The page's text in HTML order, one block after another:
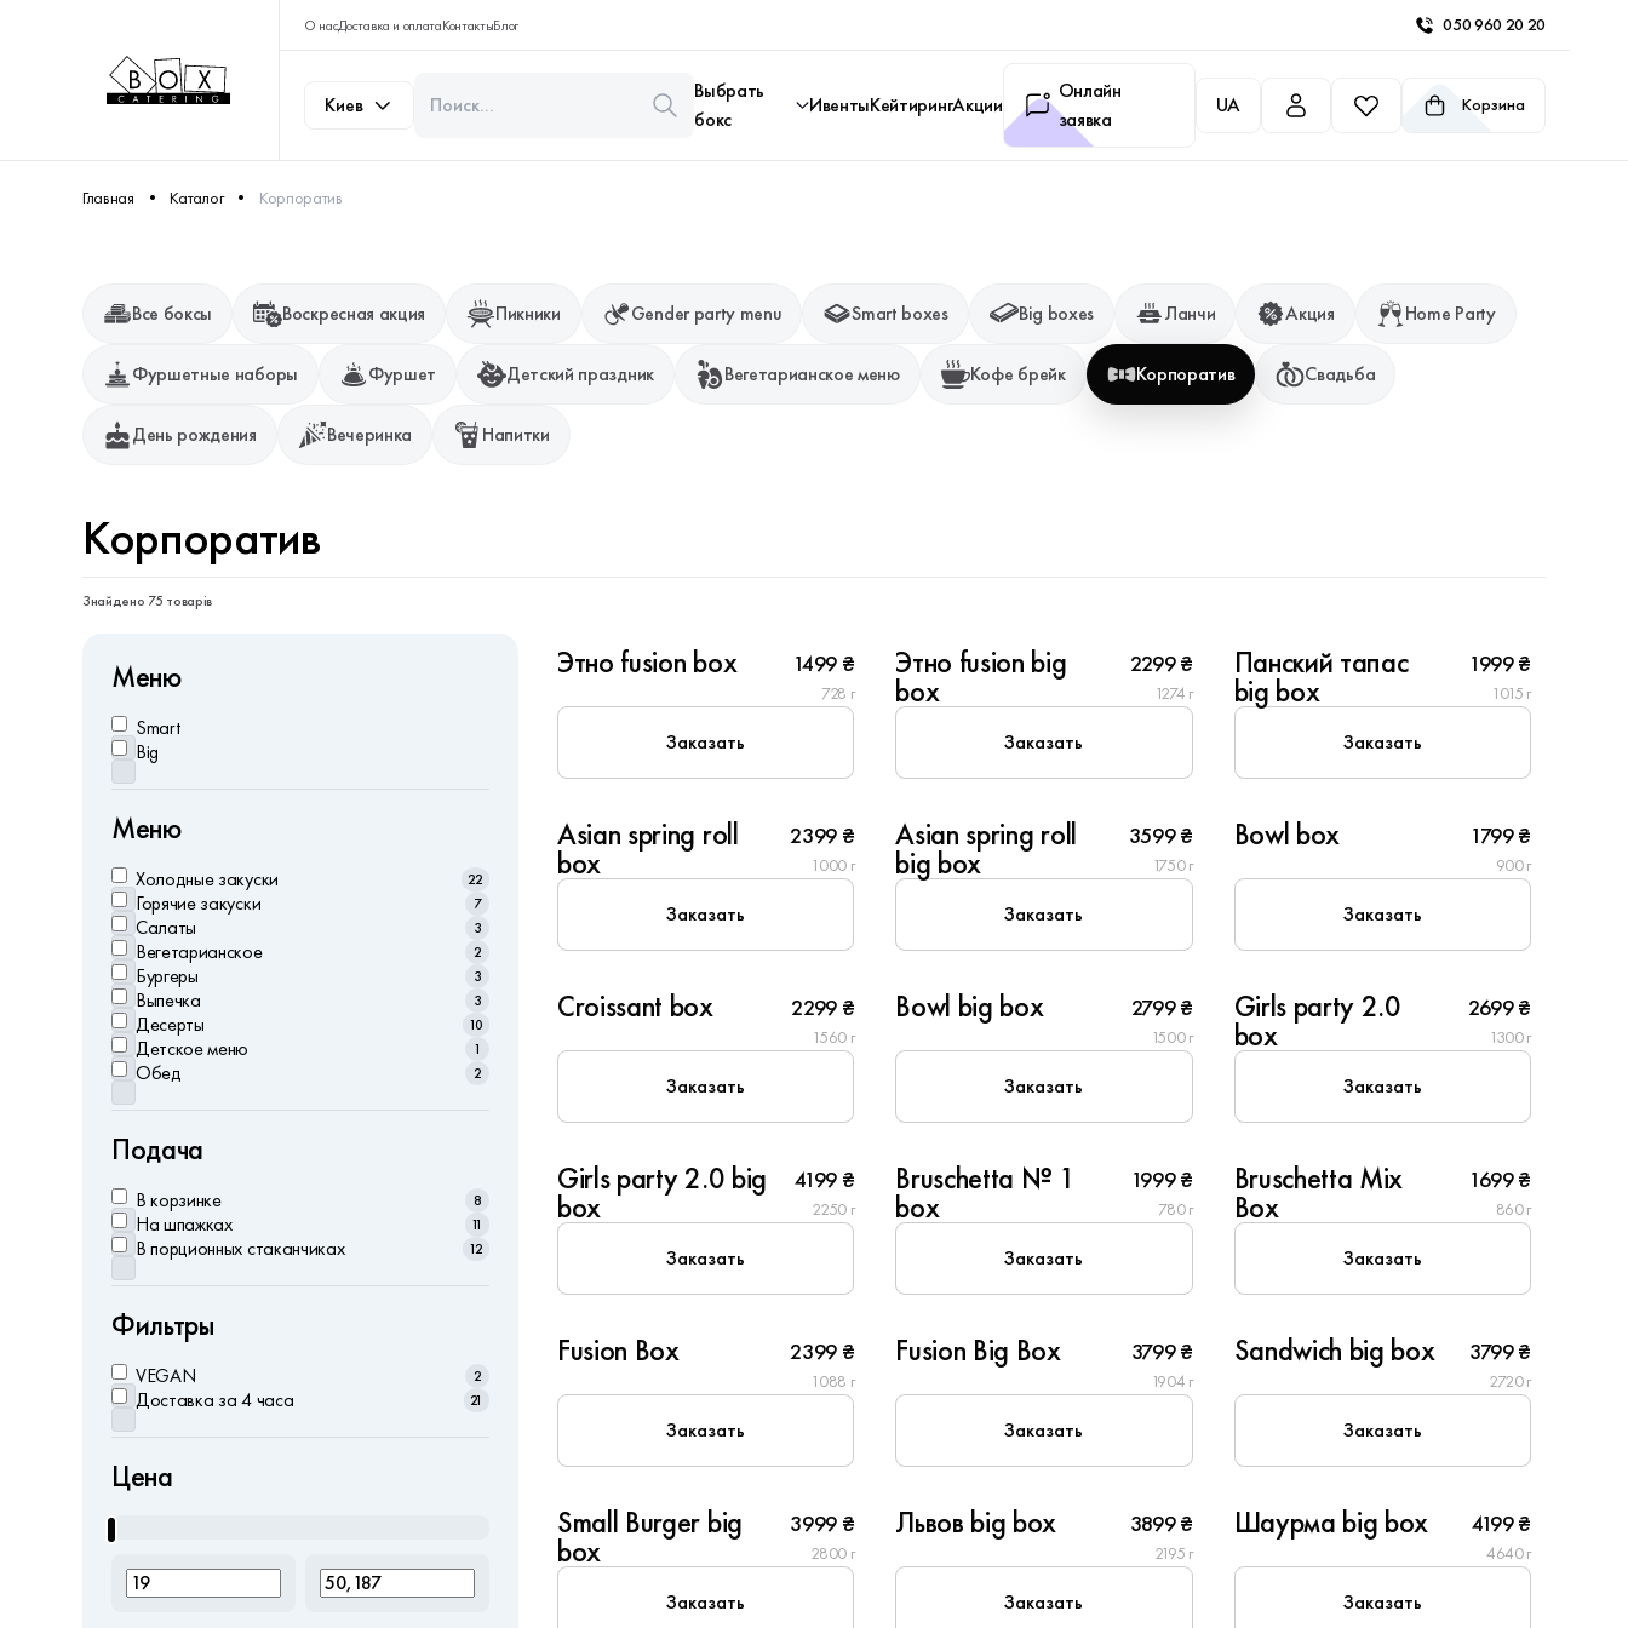
О насДоставка и оплатаКонтактыБлог 050 960 20 20
Киев
Выбрать
бокс
ИвентыКейтирингАкции
Онлайн
заявка
UA Корзина
Главная Каталог Корпоратив
Все боксы Воскресная акция Пикники Gender party menu Smart boxes Big boxes Ланчи Акция Home Party
Фуршетные наборы Фуршет Детский праздник Вегетарианское меню Кофе брейк Корпоратив Свадьба
День рождения Вечеринка Напитки
Корпоратив
Знайдено 75 товарів
Меню
Smart
Big
Меню
Холодныe закуски 22
Горячие закуски 7
Салаты 3
Вегетарианское 2
Бургеры 3
Выпечка 3
Десерты 10
Детское меню 1
Обед 2
Подача
В корзинке 8
На шпажках 11
В порционных стаканчиках 12
Фильтры
VEGAN 2
Доставка за 4 часа 21
Цена
Этно fusion box 1499 ₴
728 г
Заказать
Этно fusion big
box
2299 ₴
1274 г
Заказать
New
Панский тапас
big box
1999 ₴
1015 г
Заказать
New
6
Asian spring roll
box
2399 ₴
1000 г
Заказать
New
8
Asian spring roll
big box
3599 ₴
1750 г
Заказать
4
Bowl box 1799 ₴
900 г
Заказать
6
Croissant box 2299 ₴
1560 г
Заказать
6
Bowl big box 2799 ₴
1500 г
Заказать
New
6
Girls party 2.0
box
2699 ₴
1300 г
Заказать
New
8
Girls party 2.0 big
box
4199 ₴
2250 г
Заказать
6
Bruschetta № 1
box
1999 ₴
780 г
Заказать
4
Bruschetta Mix
Box
1699 ₴
860 г
Заказать
6
Fusion Box 2399 ₴
1088 г
Заказать
10
Fusion Big Box 3799 ₴
1904 г
Заказать
8
Sandwich big box 3799 ₴
2720 г
Заказать
10
Small Burger big
box
3999 ₴
2800 г
Заказать
10
Львов big box 3899 ₴
2195 г
Заказать
8
Шаурма big box 4199 ₴
4640 г
Заказать